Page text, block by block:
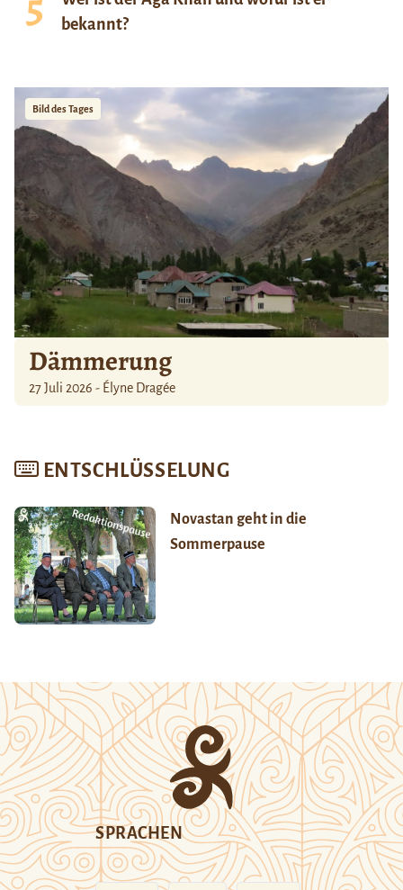
bekannt?
Bild des Tages
Dämmerung
27 Juli 2026 - Élyne Dragée
ENTSCHLÜSSELUNG
Novastan geht in die
Sommerpause
SPRACHEN